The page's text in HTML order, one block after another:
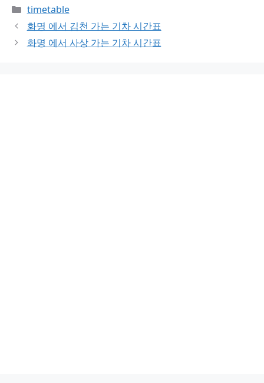
Categories
timetable
화명 에서 김천 가는 기차 시간표
화명 에서 사상 가는 기차 시간표